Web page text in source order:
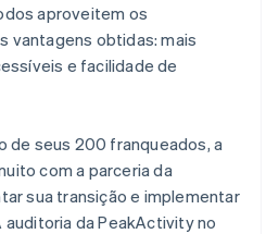
aproveitem os
vantagens obtidas: mais
e facilidade de
de seus 200 franqueados, a
com a parceria da
sua transição e implementar
da PeakActivity no